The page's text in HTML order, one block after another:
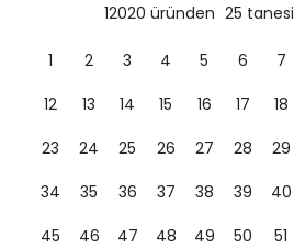
12020 üründen 25 tanesi
1 2 3 4 5 6 7
12
13 14 15 16 17 18
23
24 25 26 27 28 29
34
35 36 37 38 39 40
45
46 47 48 49 50 51